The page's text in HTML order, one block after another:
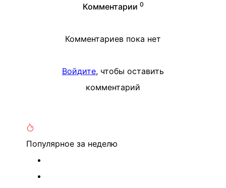
Комментарии 0
Комментариев пока нет
Войдите, чтобы оставить
комментарий
Популярное за неделю